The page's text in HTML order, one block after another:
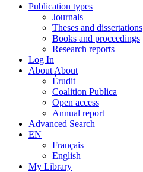
Publication types
Journals
Theses and dissertations
Books and proceedings
Research reports
Log In
About About
Érudit
Coalition Publica
Open access
Annual report
Advanced Search
EN
Français
English
My Library